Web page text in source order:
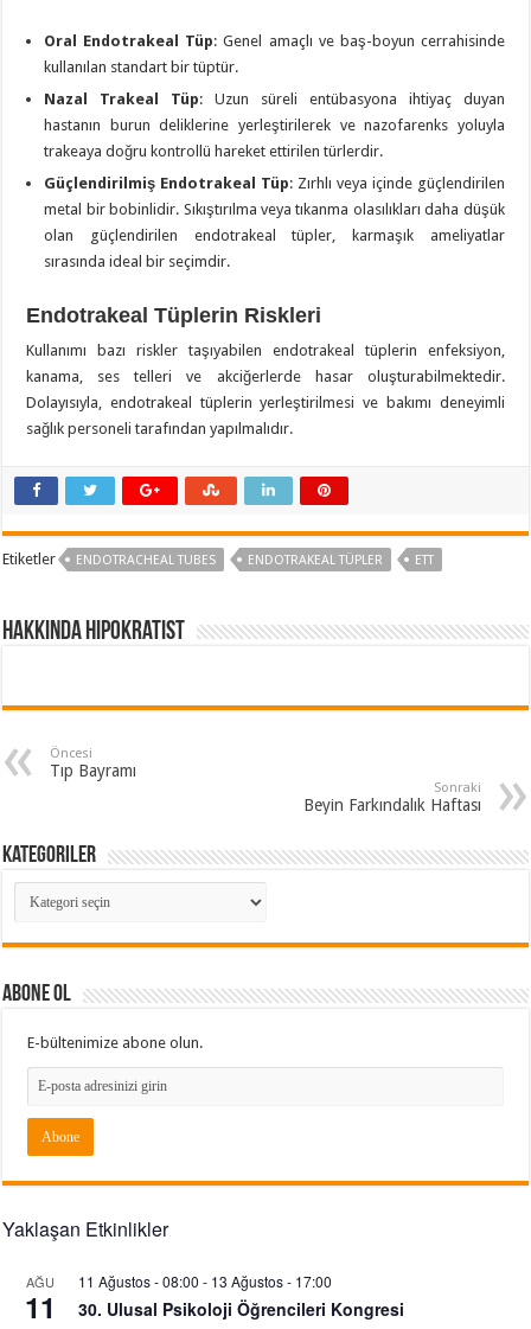
Oral Endotrakeal Tüp: Genel amaçlı ve baş-boyun cerrahisinde
kullanılan standart bir tüptür.
Nazal Trakeal Tüp: Uzun süreli entübasyona ihtiyaç duyan
hastanın burun deliklerine yerleştirilerek ve nazofarenks yoluyla
trakeaya doğru kontrollü hareket ettirilen türlerdir.
Güçlendirilmiş Endotrakeal Tüp: Zırhlı veya içinde güçlendirilen
metal bir bobinlidir. Sıkıştırılma veya tıkanma olasılıkları daha düşük
olan güçlendirilen endotrakeal tüpler, karmaşık ameliyatlar
sırasında ideal bir seçimdir.
Endotrakeal Tüplerin Riskleri
Kullanımı bazı riskler taşıyabilen endotrakeal tüplerin enfeksiyon,
kanama, ses telleri ve akciğerlerde hasar oluşturabilmektedir.
Dolayısıyla, endotrakeal tüplerin yerleştirilmesi ve bakımı deneyimli
sağlık personeli tarafından yapılmalıdır.
Etiketler ENDOTRACHEAL TUBES ENDOTRAKEAL TÜPLER ETT
Hakkında hipokratist
Öncesi
Tıp Bayramı
Sonraki
Beyin Farkındalık Haftası
Kategoriler
Kategoriler
ABONE OL
E-bültenimize abone olun.
Yaklaşan Etkinlikler
AĞU
11
11 Ağustos - 08:00 - 13 Ağustos - 17:00
30. Ulusal Psikoloji Öğrencileri Kongresi